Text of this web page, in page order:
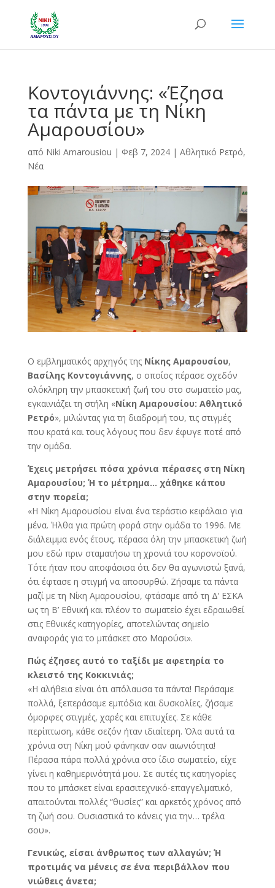
Κοντογιάννης: «Έζησα
τα πάντα με τη Νίκη
Αμαρουσίου»
από Niki Amarousiou | Φεβ 7, 2024| Αθλητικό Ρετρό,
Νέα
O εμβληματικός αρχηγός της Νίκης Αμαρουσίου,
Βασίλης Κοντογιάννης, ο οποίος πέρασε σχεδόν
ολόκληρη την μπασκετική ζωή του στο σωματείο μας,
εγκαινιάζει τη στήλη «Νίκη Αμαρουσίου: Αθλητικό
Ρετρό», μιλώντας για τη διαδρομή του, τις στιγμές
που κρατά και τους λόγους που δεν έφυγε ποτέ από
την ομάδα.
Έχεις μετρήσει πόσα χρόνια πέρασες στη Νίκη
Αμαρουσίου; Ή το μέτρημα… χάθηκε κάπου
στην πορεία;
«Η Νίκη Αμαρουσίου είναι ένα τεράστιο κεφάλαιο για
μένα. Ήλθα για πρώτη φορά στην ομάδα το 1996. Με
διάλειμμα ενός έτους, πέρασα όλη την μπασκετική ζωή
μου εδώ πριν σταματήσω τη χρονιά του κορονοϊού.
Τότε ήταν που αποφάσισα ότι δεν θα αγωνιστώ ξανά,
ότι έφτασε η στιγμή να αποσυρθώ. Ζήσαμε τα πάντα
μαζί με τη Νίκη Αμαρουσίου, φτάσαμε από τη Δ’ ΕΣΚΑ
ως τη Β’ Εθνική και πλέον το σωματείο έχει εδραιωθεί
στις Εθνικές κατηγορίες, αποτελώντας σημείο
αναφοράς για το μπάσκετ στο Μαρούσι».
Πώς έζησες αυτό το ταξίδι με αφετηρία το
κλειστό της Κοκκινιάς;
«Η αλήθεια είναι ότι απόλαυσα τα πάντα! Περάσαμε
πολλά, ξεπεράσαμε εμπόδια και δυσκολίες, ζήσαμε
όμορφες στιγμές, χαρές και επιτυχίες. Σε κάθε
περίπτωση, κάθε σεζόν ήταν ιδιαίτερη. Όλα αυτά τα
χρόνια στη Νίκη μού φάνηκαν σαν αιωνιότητα!
Πέρασα πάρα πολλά χρόνια στο ίδιο σωματείο, είχε
γίνει η καθημερινότητά μου. Σε αυτές τις κατηγορίες
που το μπάσκετ είναι ερασιτεχνικό-επαγγελματικό,
απαιτούνται πολλές “θυσίες” και αρκετός χρόνος από
τη ζωή σου. Ουσιαστικά το κάνεις για την… τρέλα
σου».
Γενικώς, είσαι άνθρωπος των αλλαγών; Ή
προτιμάς να μένεις σε ένα περιβάλλον που
νιώθεις άνετα;